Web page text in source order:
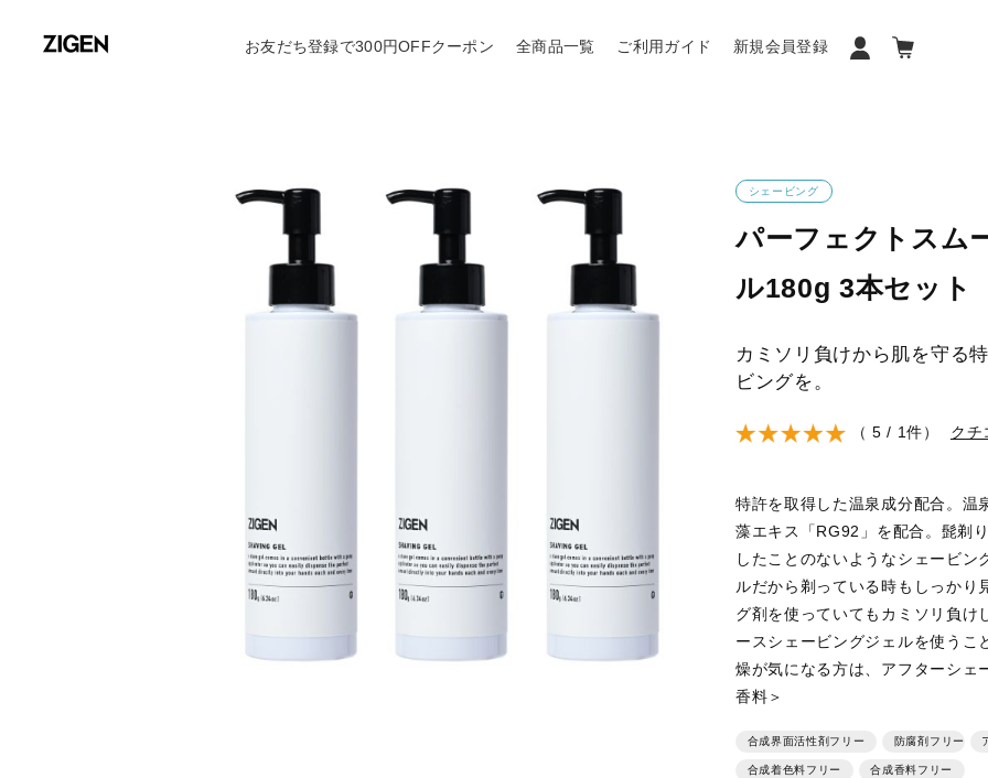
お友だち登録で300円OFFクーポン 全商品一覧 ご利用ガイド 新規会員登録
シェービング
パーフェクトスム
ル180g 3本セット
カミソリ負けから肌を守る
ビングを。
（ 5 / 1件） クチ
特許を取得した温泉成分配合。温
藻エキス「RG92」を配合。髭剃
したことのないようなシェービ
ルだから剃っている時もしっか
グ剤を使っていてもカミソリ負
ースシェービングジェルを使うこ
燥が気になる方は、アフターシェ
香料＞
合成界面活性剤フリー 防腐剤フリー
合成着色料フリー 合成香料フリー